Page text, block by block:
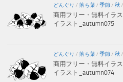
どんぐり / 落ち葉/ 季節/ 秋 /
商用フリー・無料イラ
イラスト_autumn075
どんぐり / 落ち葉/ 季節/ 秋 /
商用フリー・無料イラ
イラスト_autumn074